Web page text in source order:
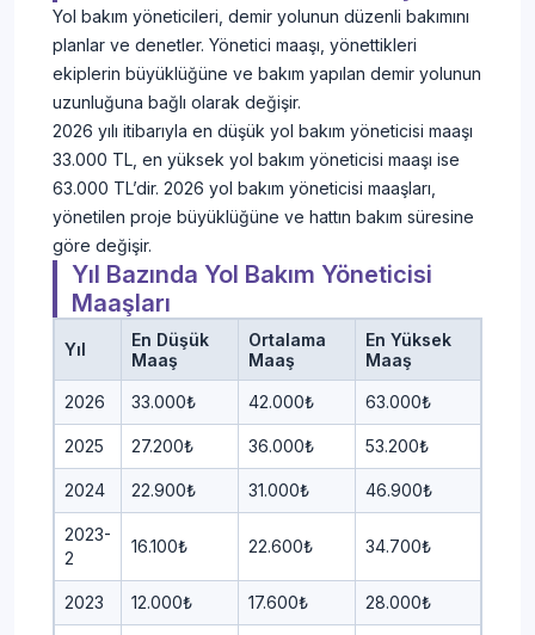
Yol bakım yöneticileri, demir yolunun düzenli bakımını
planlar ve denetler. Yönetici maaşı, yönettikleri
ekiplerin büyüklüğüne ve bakım yapılan demir yolunun
uzunluğuna bağlı olarak değişir.
2026 yılı itibarıyla en düşük yol bakım yöneticisi maaşı
33.000 TL, en yüksek yol bakım yöneticisi maaşı ise
63.000 TL’dir. 2026 yol bakım yöneticisi maaşları,
yönetilen proje büyüklüğüne ve hattın bakım süresine
göre değişir.
Yıl Bazında Yol Bakım Yöneticisi
Maaşları
Yıl
En Düşük
Maaş
Ortalama
Maaş
En Yüksek
Maaş
2026 33.000₺ 42.000₺ 63.000₺
2025 27.200₺ 36.000₺ 53.200₺
2024 22.900₺ 31.000₺ 46.900₺
2023-
2
16.100₺ 22.600₺ 34.700₺
2023 12.000₺ 17.600₺ 28.000₺